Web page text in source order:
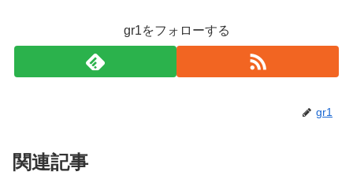
gr1をフォローする
gr1
関連記事